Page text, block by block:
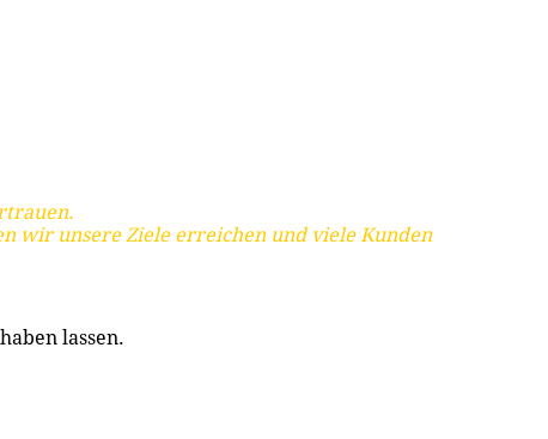
wir unsere Ziele erreichen und viele Kunden
lassen.